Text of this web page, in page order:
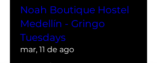
Noah Boutique Hostel
Medellín - Gringo
Tuesdays
mar, 11 de ago